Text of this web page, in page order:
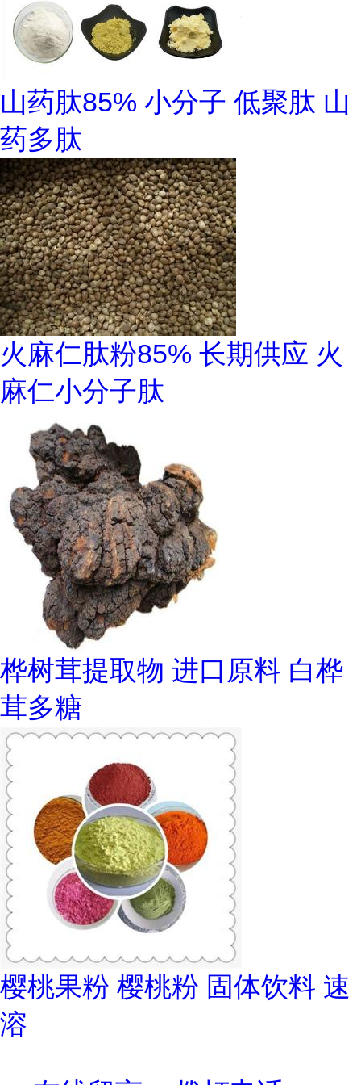
山药肽85% 小分子 低聚肽 山
药多肽
火麻仁肽粉85% 长期供应 火
麻仁小分子肽
桦树茸提取物 进口原料 白桦
茸多糖
樱桃果粉 樱桃粉 固体饮料 速
溶